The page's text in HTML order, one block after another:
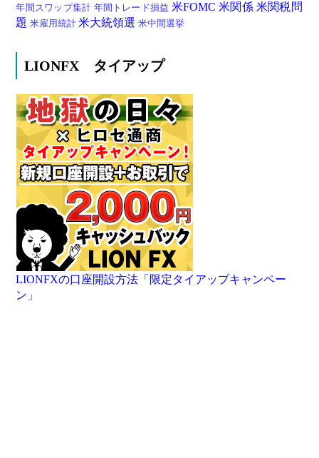
年間スワップ集計 年間トレード損益 米FOMC米関係 米関税問
題米雇用統計米大統領選米中間選挙
LIONFX タイアップ
LIONFXの口座開設方法「限定タイアップキャンペー
ン」